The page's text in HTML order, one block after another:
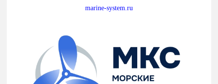
marine-system.ru